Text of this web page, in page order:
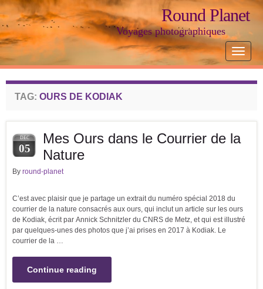
Toggle
Round Planet
Voyages photographiques
TAG: OURS DE KODIAK
DEC
05
Mes Ours dans le Courrier de la
Nature
By round-planet
C’est avec plaisir que je partage un extrait du numéro spécial 2018 du
courrier de la nature consacrés aux ours, qui inclut un article sur les ours
de Kodiak, écrit par Annick Schnitzler du CNRS de Metz, et qui est illustré
par quelques-unes des photos que j’ai prises en 2017 à Kodiak. Le
courrier de la …
Continue reading